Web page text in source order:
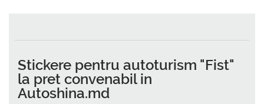
Stickere pentru autoturism "Fist"
la pret convenabil in
Autoshina.md